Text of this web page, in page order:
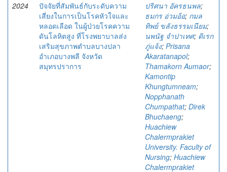
2024
ปัจจัยที่สัมพันธ์กับระดับความ
เสี่ยงในการเป็นโรคหัวใจและ
หลอดเลือด ในผู้ป่วยโรคความ
ดันโลหิตสูง ที่โรงพยาบาลส่ง
เสริมสุขภาพตำบลบางปลา
อำเภอบางพลี จังหวัด
สมุทรปราการ
ปริศนา อัครธนพล;
ธมกร อ่วมอ้อ; กมล
ทิพย์ ขลังธรรมเนียม;
นพนัฐ จำปาเทศ; ดิเรก
ภู่แจ้ง; Prisana
Akaratanapol;
Thamakorn Aumaor;
Kamontip
Khungtumneam;
Nopphanath
Chumpathat; Direk
Bhuchaeng;
Huachiew
Chalermprakiet
University. Faculty of
Nursing; Huachiew
Chalermprakiet